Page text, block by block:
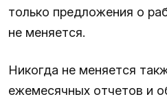
только предложения о
не меняется.
Никогда не меняется
ежемесячных отчетов и